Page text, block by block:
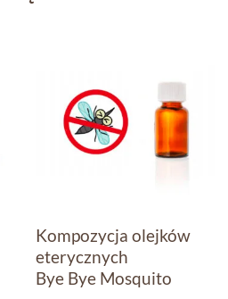
Kompozycja olejków
eterycznych
Bye Bye Mosquito